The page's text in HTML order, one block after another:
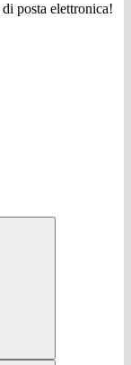
posta elettronica!